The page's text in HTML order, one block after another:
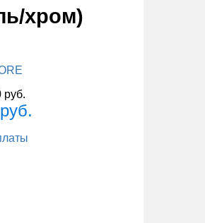
хром)
руб.